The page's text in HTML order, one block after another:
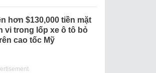
hơn $130,000 tiền mặt
vi trong lốp xe ô tô bỏ
cao tốc Mỹ